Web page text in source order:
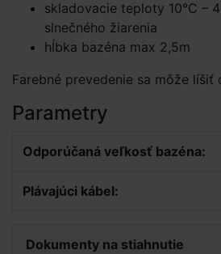
skladovacie teploty 10°C –
slnečného žiarenia
hĺbka bazéna max 2,5m
Farebné prevedenie sa môže líšiť
Parametry
Odporúčaná veľkosť bazéna:
Plávajúci kábel:
Dokumenty na stiahnutie